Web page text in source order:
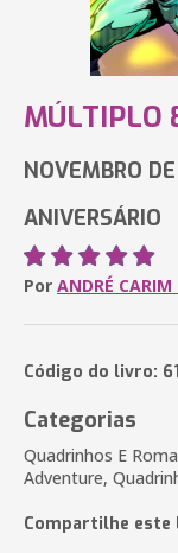
MÚLTIPLO
NOVEMBRO
ANIVERSÁRIO
Por ANDRÉ CARIM
Código do livro:
Categorias
Quadrinhos E
Adventure,
Compartilhe este